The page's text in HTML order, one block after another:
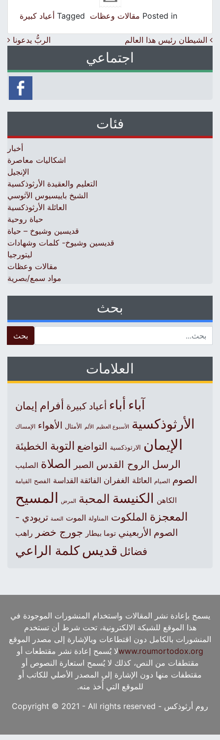
Posted in مقالات وعظات Tagged أعياد كبيرة
Post navigation
الشيطان رئيس هذا العالم الربُّ يدعونا
اجتماعي
فئات
أخبار
اشكاليات معاصرة
الإنجيل
التعليم والعقيدة الأرثوذكسية
الشيخ باييسيوس الآثوسي
العائلة الأرثوذكسية
حياة روحية
قديسين وشيوخ – حياة
قديسين وشيوخ- كلمات وشهادات
ليتورجيا
مقالات وعظات
مواد سمع/بصرية
بحث
العلامات
آباءأباء أعياد كبيرة أفرام إيمان
الأرثوذكسية الأسبوع العظيم الألم الأمثال الأهواء الإمساك
الإيمان الارثوذكسية التواضع التوبة الخطيئة
الرسل الروح القدس الصبر الصلاة الصليب
الصوم الصيام العائلة الغفران الفائقة القداسة الفصح القيامة
الكاهن الكنيسةالمحبة المرض المسيح
المعجزة الملكوت المناولة الموت النعمة تريودي -
الصوم الأربعيني توما بيطار جورج خضر راهب
فضائل قديس كلمة الراعي
يسمح بإعادة نشر المقالات واستخدام المنشورات الموجودة في
هذا الموقع للشبكة الالكترونية، تحت شرط أن تستخدم
المنشورات بالكامل دون اقتطاعات وبالإشارة إلى مصدر الموقع
www.roumortodox.orgلا يُسمح إعادة نشر مقتطعات أو
مقتطفات من النص، كذلك لا يُسمح استعارة النصوص أو
مقتطفات منها دون الإشارة إلى المصدر الأصلي للكاتب أو
للموقع التي أُخذ منه.
روم أرثوذكس - Copyright © 2021 - All rights reserved